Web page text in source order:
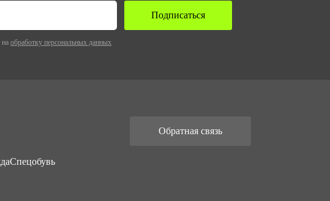
на обработку персональных данных
Подписаться
Спецобувь
Обратная связь